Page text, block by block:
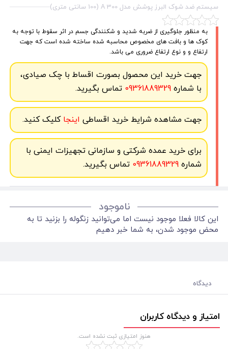
سیستم ضد شوک البرز پوشش مدل A 300 (100 سانتی متری)
به منظور جلوگیری از ضربه شدید و شکنندگی جسم در اثر سقوط با توجه به
کوک ها و بافت های مخصوص محاسبه شده ساخته شده است که جهت
ارتفاع و و نوع ارتفاع ضروری می باشد.
جهت خرید این محصول بصورت اقساط با چک صیادی،
با شماره09361889329 تماس بگیرید.
جهت مشاهده شرایط خرید اقساطی اینجاکلیک کنید.
برای خرید عمده شرکتی و سازمانی تجهیزات ایمنی با
شماره09361889329 تماس بگیرید.
ناموجود
این کالا فعلا موجود نیست اما می‌توانید زنگوله را بزنید تا به
محض موجود شدن، به شما خبر دهیم
دیدگاه
امتیاز و دیدگاه کاربران
هنوز امتیازی ثبت نشده است.